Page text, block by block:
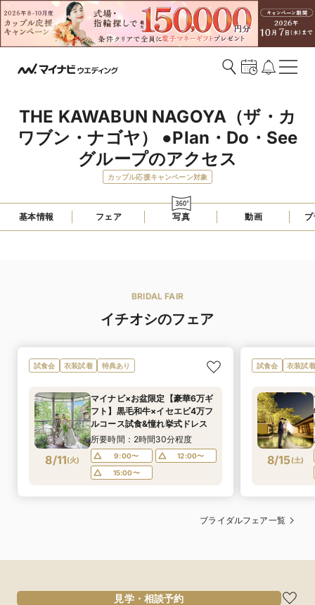
THE KAWABUN NAGOYA（ザ・カ
ワブン・ナゴヤ） ●Plan・Do・See
グループのアクセス
カップル応援キャンペーン対象
基本情報 フェア 写真 動画
BRIDAL FAIR
イチオシのフェア
試食会 衣装試着 特典あり
8/11(火)
マイナビ×お盆限定【豪華6万ギ
フト】黒毛和牛×イセエビ4万フ
ルコース試食&憧れ挙式ドレス
所要時間：2時間30分程度
9:00〜
12:00〜
15:00〜
試食会 衣装試着
8/15(土)
ブライダルフェア一覧
見学・相談予約